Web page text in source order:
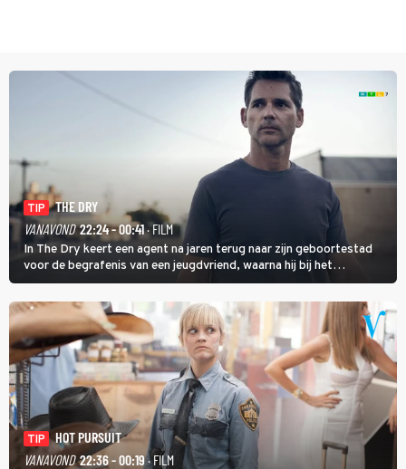
TIP
THE DRY
VANAVOND 22:24 - 00:41· FILM
In The Dry keert een agent na jaren terug naar zijn geboortestad
voor de begrafenis van een jeugdvriend, waarna hij bij het
onderzoeken van diens dood een verband begint te vermoeden
met een oude zaak.
TIP
HOT PURSUIT
VANAVOND 22:36 - 00:19· FILM